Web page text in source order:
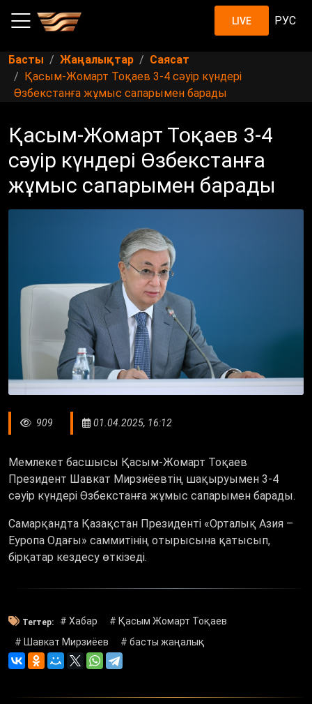
LIVE РУС
Басты Жаңалықтар
Саясат
Қасым-Жомарт Тоқаев 3-4 сәуір күндері
Өзбекстанға жұмыс сапарымен барады
Қасым-Жомарт Тоқаев 3-4
сәуір күндері Өзбекстанға
жұмыс сапарымен барады
909 01.04.2025, 16:12
Мемлекет басшысы Қасым-Жомарт Тоқаев
Президент Шавкат Мирзиёевтің шақыруымен 3-4
сәуір күндері Өзбекстанға жұмыс сапарымен барады.
Самарқандта Қазақстан Президенті «Орталық Азия –
Еуропа Одағы» саммитінің отырысына қатысып,
бірқатар кездесу өткізеді.
Тегтер: # Хабар
# Қасым Жомарт Тоқаев
# Шавкат Мирзиёев
# басты жаңалық